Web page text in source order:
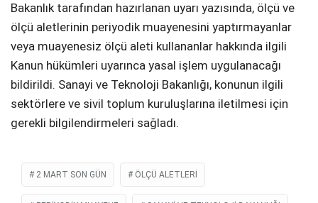
Bakanlık tarafından hazırlanan uyarı yazısında, ölçü ve
ölçü aletlerinin periyodik muayenesini yaptırmayanlar
veya muayenesiz ölçü aleti kullananlar hakkında ilgili
Kanun hükümleri uyarınca yasal işlem uygulanacağı
bildirildi. Sanayi ve Teknoloji Bakanlığı, konunun ilgili
sektörlere ve sivil toplum kuruluşlarına iletilmesi için
gerekli bilgilendirmeleri sağladı.
2 MART SON GÜN ÖLÇÜ ALETLERI